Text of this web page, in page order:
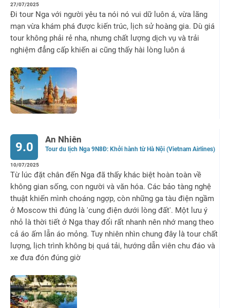
27/07/2025
Đi tour Nga với người yêu ta nói nó vui dữ luôn á, vừa lãng
mạn vừa khám phá được kiến trúc, lịch sử hoàng gia. Dù giá
tour không phải rẻ nha, nhưng chất lượng dịch vụ và trải
nghiệm đẳng cấp khiến ai cũng thấy hài lòng luôn á
An Nhiên
Tour du lịch Nga 9N8Đ: Khởi hành từ Hà Nội (Vietnam Airlines)
9.0
10/07/2025
Từ lúc đặt chân đến Nga đã thấy khác biệt hoàn toàn về
không gian sống, con người và văn hóa. Các bảo tàng nghệ
thuật khiến mình choáng ngợp, còn những ga tàu điện ngầm
ở Moscow thì đúng là 'cung điện dưới lòng đất'. Một lưu ý
nhỏ là thời tiết ở Nga thay đổi rất nhanh nên nhớ mang theo
cả áo ấm lẫn áo mỏng. Tuy nhiên nhìn chung đây là tour chất
lượng, lịch trình không bị quá tải, hướng dẫn viên chu đáo và
xe đưa đón đúng giờ